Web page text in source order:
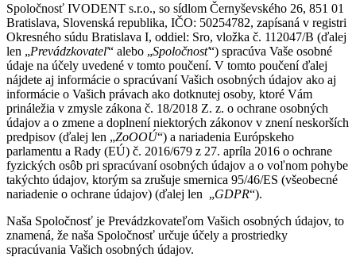
Spoločnosť IVODENT s.r.o., so sídlom Černyševského 26, 851 01
Bratislava, Slovenská republika, IČO: 50254782, zapísaná v registri
Okresného súdu Bratislava I, oddiel: Sro, vložka č. 112047/B (ďalej
len „Prevádzkovateľ“ alebo „Spoločnosť“) spracúva Vaše osobné
údaje na účely uvedené v tomto poučení. V tomto poučení ďalej
nájdete aj informácie o spracúvaní Vašich osobných údajov ako aj
informácie o Vašich právach ako dotknutej osoby, ktoré Vám
prináležia v zmysle zákona č. 18/2018 Z. z. o ochrane osobných
údajov a o zmene a doplnení niektorých zákonov v znení neskorších
predpisov (ďalej len „ZoOOÚ“) a nariadenia Európskeho
parlamentu a Rady (EÚ) č. 2016/679 z 27. apríla 2016 o ochrane
fyzických osôb pri spracúvaní osobných údajov a o voľnom pohybe
takýchto údajov, ktorým sa zrušuje smernica 95/46/ES (všeobecné
nariadenie o ochrane údajov) (ďalej len „GDPR“).
Naša Spoločnosť je Prevádzkovateľom Vašich osobných údajov, to
znamená, že naša Spoločnosť určuje účely a prostriedky
spracúvania Vašich osobných údajov.